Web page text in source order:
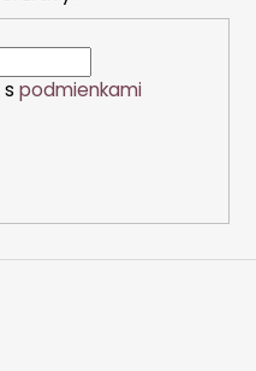
podmienkami